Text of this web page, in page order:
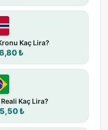
Kaç Lira?
₺
Kaç Lira?
₺